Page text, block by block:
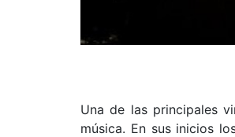
Una de las principales
música. En sus inicios